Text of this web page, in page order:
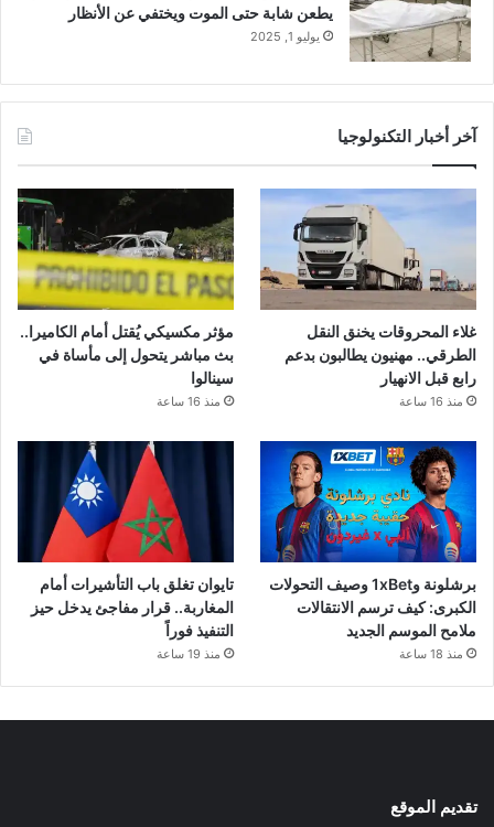
يطعن شابة حتى الموت ويختفي عن الأنظار
يوليو 1, 2025
آخر أخبار التكنولوجيا
غلاء المحروقات يخنق النقل
الطرقي.. مهنيون يطالبون بدعم
رابع قبل الانهيار
منذ 16 ساعة
مؤثر مكسيكي يُقتل أمام الكاميرا..
بث مباشر يتحول إلى مأساة في
سينالوا
منذ 16 ساعة
برشلونة و1xBet وصيف التحولات
الكبرى: كيف ترسم الانتقالات
ملامح الموسم الجديد
منذ 18 ساعة
تايوان تغلق باب التأشيرات أمام
المغاربة.. قرار مفاجئ يدخل حيز
التنفيذ فوراً
منذ 19 ساعة
تقديم الموقع